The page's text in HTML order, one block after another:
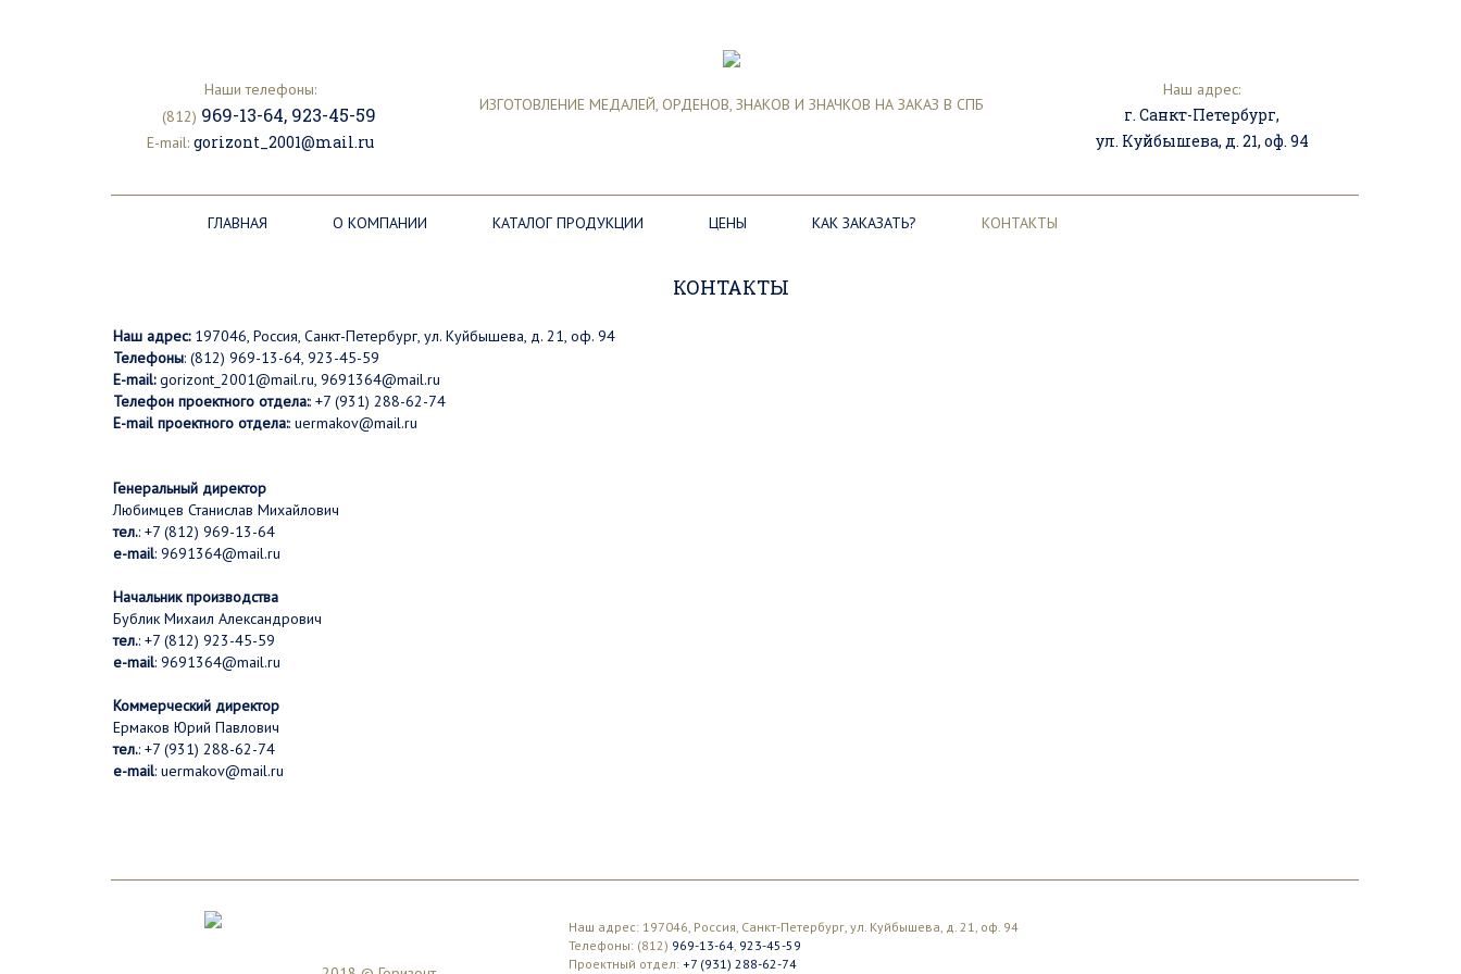
Наши телефоны:
(812) 969-13-64, 923-45-59
E-mail: gorizont_2001@mail.ru
ИЗГОТОВЛЕНИЕ МЕДАЛЕЙ, ОРДЕНОВ, ЗНАКОВ И ЗНАЧКОВ НА ЗАКАЗ В СПБ
Наш адрес:
г. Санкт-Петербург,
ул. Куйбышева, д. 21, оф. 94
ГЛАВНАЯ О КОМПАНИИ КАТАЛОГ ПРОДУКЦИИ ЦЕНЫ КАК ЗАКАЗАТЬ? КОНТАКТЫ
КОНТАКТЫ
Наш адрес:197046, Россия, Санкт-Петербург, ул. Куйбышева, д. 21, оф. 94
Телефоны: (812) 969-13-64, 923-45-59
E-mail: gorizont_2001@mail.ru, 9691364@mail.ru
Телефон проектного отдела:: +7 (931) 288-62-74
E-mail проектного отдела:: uermakov@mail.ru
Генеральный директор
Любимцев Станислав Михайлович
тел.: +7 (812) 969-13-64
e-mail: 9691364@mail.ru
Начальник производства
Бублик Михаил Александрович
тел.: +7 (812) 923-45-59
e-mail: 9691364@mail.ru
Коммерческий директор
Ермаков Юрий Павлович
тел.: +7 (931) 288-62-74
e-mail: uermakov@mail.ru
Наш адрес: 197046, Россия, Санкт-Петербург, ул. Куйбышева, д. 21, оф. 94
Телефоны: (812) 969-13-64, 923-45-59
Проектный отдел: +7 (931) 288-62-74